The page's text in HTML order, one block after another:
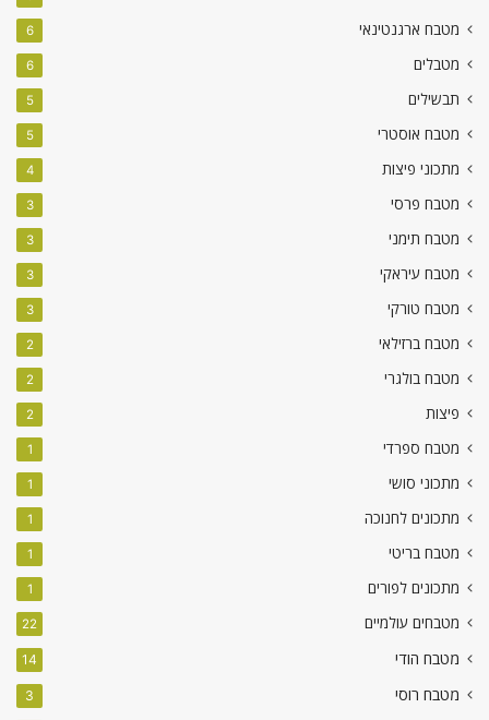
מטבח ארגנטינאי 6
מטבלים 6
תבשילים 5
מטבח אוסטרי 5
מתכוני פיצות 4
מטבח פרסי 3
מטבח תימני 3
מטבח עיראקי 3
מטבח טורקי 3
מטבח ברזילאי 2
מטבח בולגרי 2
פיצות 2
מטבח ספרדי 1
מתכוני סושי 1
מתכונים לחנוכה 1
מטבח בריטי 1
מתכונים לפורים 1
מטבחים עולמיים 22
מטבח הודי 14
מטבח רוסי 3